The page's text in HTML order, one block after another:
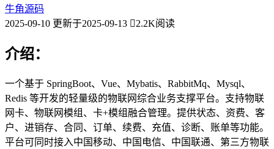
牛角源码
2025-09-10 更新于2025-09-13 2.2K阅读
介绍：
一个基于 SpringBoot、Vue、Mybatis、RabbitMq、Mysql、
Redis 等开发的轻量级的物联网综合业务支撑平台。支持物联
网卡、物联网模组、卡+模组融合管理。提供状态、资费、客
户、进销存、合同、订单、续费、充值、诊断、账单等功能。
平台可同时接入中国移动、中国电信、中国联通、第三方物联